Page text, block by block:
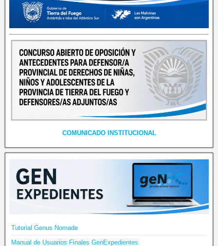
COMUNICADO INSTITUCIONAL
Tutorial Genus Nomade
Manual de Usuarios Finales GenExpedientes